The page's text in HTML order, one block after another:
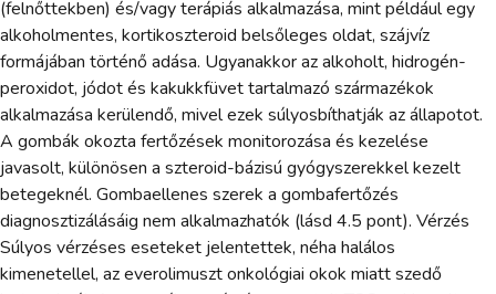
(felnőttekben) és/vagy terápiás alkalmazása, mint például egy
alkoholmentes, kortikoszteroid belsőleges oldat, szájvíz
formájában történő adása. Ugyanakkor az alkoholt, hidrogén-
peroxidot, jódot és kakukkfüvet tartalmazó származékok
alkalmazása kerülendő, mivel ezek súlyosbíthatják az állapotot.
A gombák okozta fertőzések monitorozása és kezelése
javasolt, különösen a szteroid-bázisú gyógyszerekkel kezelt
betegeknél. Gombaellenes szerek a gombafertőzés
diagnosztizálásáig nem alkalmazhatók (lásd 4.5 pont). Vérzés
Súlyos vérzéses eseteket jelentettek, néha halálos
kimenetellel, az everolimuszt onkológiai okok miatt szedő